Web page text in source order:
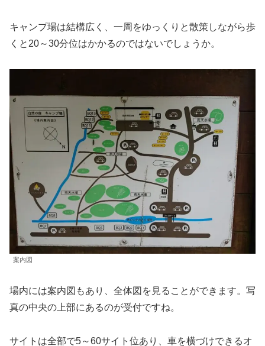
キャンプ場は結構広く、一周をゆっくりと散策しながら歩
くと20～30分位はかかるのではないでしょうか。
案内図
場内には案内図もあり、全体図を見ることができます。写
真の中央の上部にあるのが受付ですね。
サイトは全部で5～60サイト位あり、車を横づけできるオ